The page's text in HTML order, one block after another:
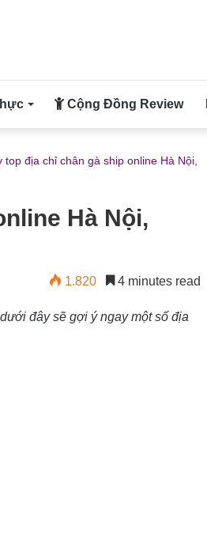
Cộng Đồng Review
top địa chỉ chân gà ship online Hà Nội,
Hà Nội,
1.820 4 minutes read
đây sẽ gợi ý ngay một số địa